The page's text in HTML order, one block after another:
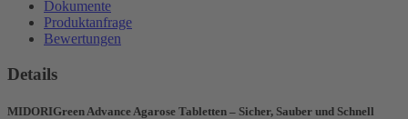
Dokumente
Produktanfrage
Bewertungen
Details
MIDORIGreen Advance Agarose Tabletten – Sicher, Sauber und Schnell